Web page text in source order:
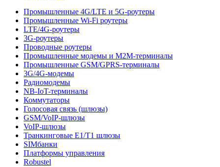
Промышленные 4G/LTE и 5G-роутеры
Промышленные Wi-Fi роутеры
LTE/4G-роутеры
3G-роутеры
Проводные роутеры
Промышленные модемы и M2M-терминалы
Промышленные GSM/GPRS-терминалы
3G/4G-модемы
Радиомодемы
NB-IoT-терминалы
Коммутаторы
Голосовая связь (шлюзы)
GSM/VoIP-шлюзы
VoIP-шлюзы
Транкинговые E1/T1 шлюзы
SIMбанки
Платформы управления
Robustel